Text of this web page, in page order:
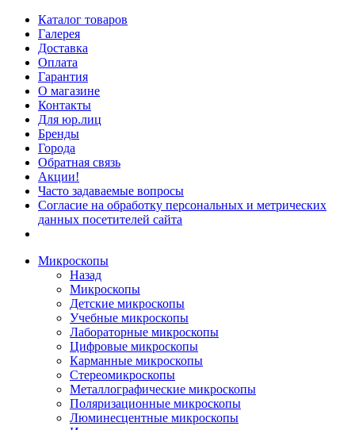
Каталог товаров
Галерея
Доставка
Оплата
Гарантия
О магазине
Контакты
Для юр.лиц
Бренды
Города
Обратная связь
Акции!
Часто задаваемые вопросы
Согласие на обработку персональных и метрических
данных посетителей сайта
Микроскопы
Назад
Микроскопы
Детские микроскопы
Учебные микроскопы
Лабораторные микроскопы
Цифровые микроскопы
Карманные микроскопы
Стереомикроскопы
Металлографические микроскопы
Поляризационные микроскопы
Люминесцентные микроскопы